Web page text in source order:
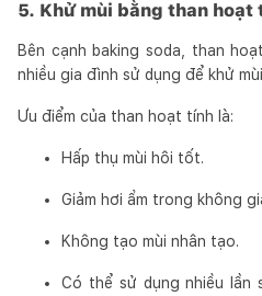
5. Khử mùi bằng than hoạt
Bên cạnh baking soda, than
nhiều gia đình sử dụng để khử
Ưu điểm của than hoạt tính là:
Hấp thụ mùi hôi tốt.
Giảm hơi ẩm trong không
Không tạo mùi nhân tạo.
Có thể sử dụng nhiều lần